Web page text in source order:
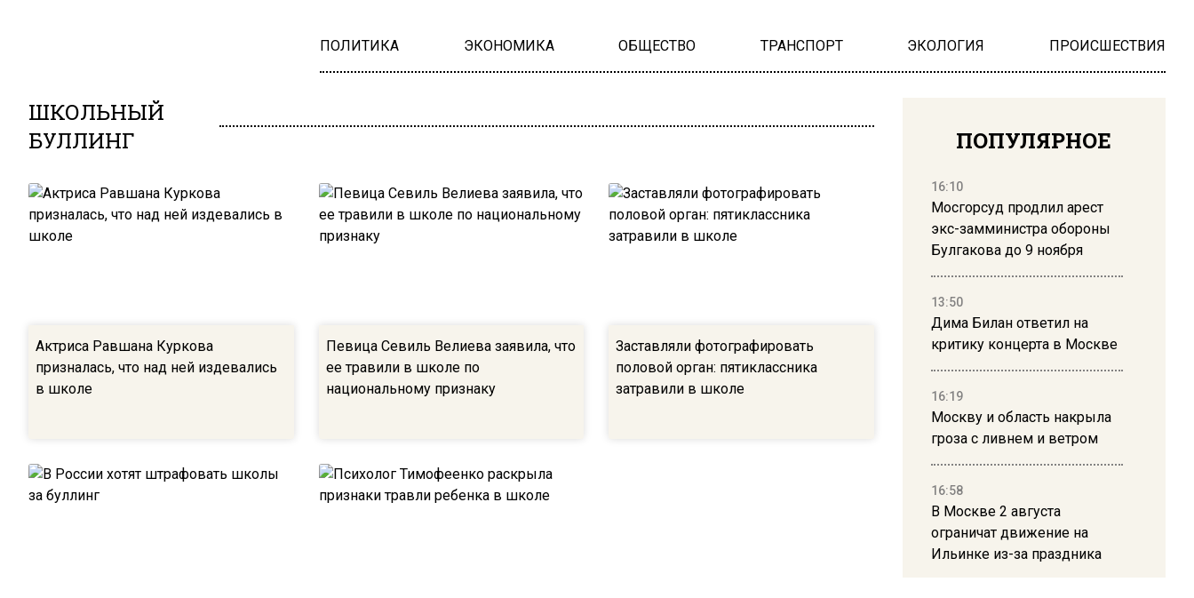
ПОЛИТИКА ЭКОНОМИКА ОБЩЕСТВО ТРАНСПОРТ ЭКОЛОГИЯ ПРОИСШЕСТВИЯ
ШКОЛЬНЫЙ
БУЛЛИНГ
Актриса Равшана Куркова
призналась, что над ней издевались
в школе
Певица Севиль Велиева заявила, что
ее травили в школе по
национальному признаку
Заставляли фотографировать
половой орган: пятиклассника
затравили в школе
ПОПУЛЯРНОЕ
16:10
Мосгорсуд продлил арест
экс-замминистра обороны
Булгакова до 9 ноября
13:50
Дима Билан ответил на
критику концерта в Москве
16:19
Москву и область накрыла
гроза с ливнем и ветром
16:58
В Москве 2 августа
ограничат движение на
Ильинке из-за праздника